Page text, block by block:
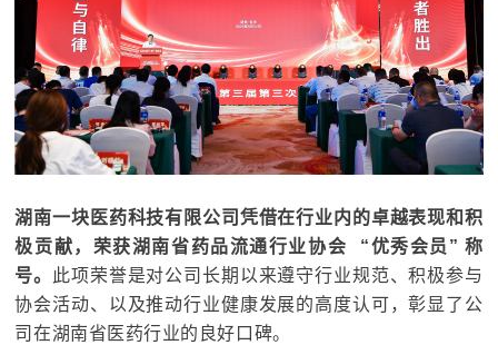
湖南一块医药科技有限公司凭借在行业内的卓越表现和积
极贡献，荣获湖南省药品流通行业协会
“优秀会员” 称
号。
此项荣誉是对公司长期以来遵守行业规范、积极参与
协会活动、以及推动行业健康发展的高度认可，彰显了公
司在湖南省医药行业的良好口碑。